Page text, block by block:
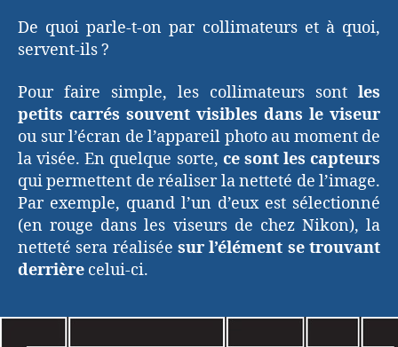
De quoi parle-t-on par collimateurs et à quoi,
servent-ils ?
Pour faire simple, les collimateurs sont les
petits carrés souvent visibles dans le viseur
ou sur l’écran de l’appareil photo au moment de
la visée. En quelque sorte, ce sont les capteurs
qui permettent de réaliser la netteté de l’image.
Par exemple, quand l’un d’eux est sélectionné
(en rouge dans les viseurs de chez Nikon), la
netteté sera réalisée sur l’élément se trouvant
derrière celui-ci.